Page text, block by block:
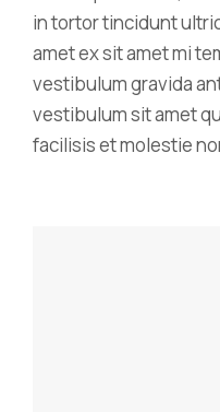
in tortor tincidunt
amet ex sit amet mi
vestibulum gravida
vestibulum sit amet
facilisis et molestie